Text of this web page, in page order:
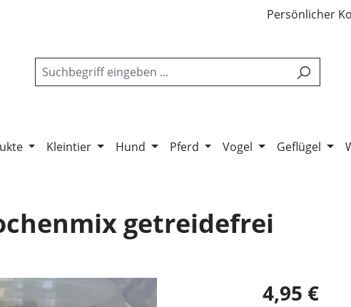
Persönlicher
Kleintier Hund Pferd Vogel Geflügel
getreidefrei
4,95 €